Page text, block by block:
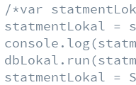
/*var
=
=